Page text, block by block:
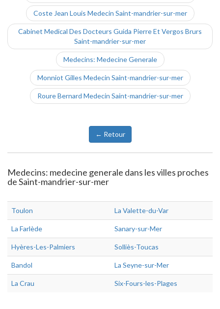
Coste Jean Louis Medecin Saint-mandrier-sur-mer
Cabinet Medical Des Docteurs Guida Pierre Et Vergos Brurs
Saint-mandrier-sur-mer
Medecins: Medecine Generale
Monniot Gilles Medecin Saint-mandrier-sur-mer
Roure Bernard Medecin Saint-mandrier-sur-mer
← Retour
Medecins: medecine generale dans les villes proches
de Saint-mandrier-sur-mer
Toulon La Valette-du-Var
La Farlède Sanary-sur-Mer
Hyères-Les-Palmiers Solliès-Toucas
Bandol La Seyne-sur-Mer
La Crau Six-Fours-les-Plages